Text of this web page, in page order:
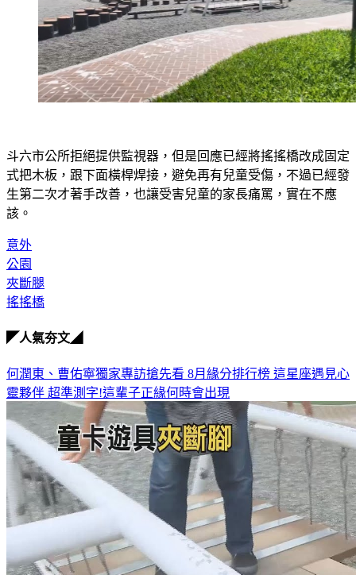
斗六市公所拒絕提供監視器，但是回應已經將搖搖橋改成固定
式把木板，跟下面橫桿焊接，避免再有兒童受傷，不過已經發
生第二次才著手改善，也讓受害兒童的家長痛罵，實在不應
該。
意外
公園
夾斷腿
搖搖橋
◤人氣夯文◢
何潤東、曹佑寧獨家專訪搶先看 8月緣分排行榜 這星座遇見心
靈夥伴 超準測字!這輩子正緣何時會出現